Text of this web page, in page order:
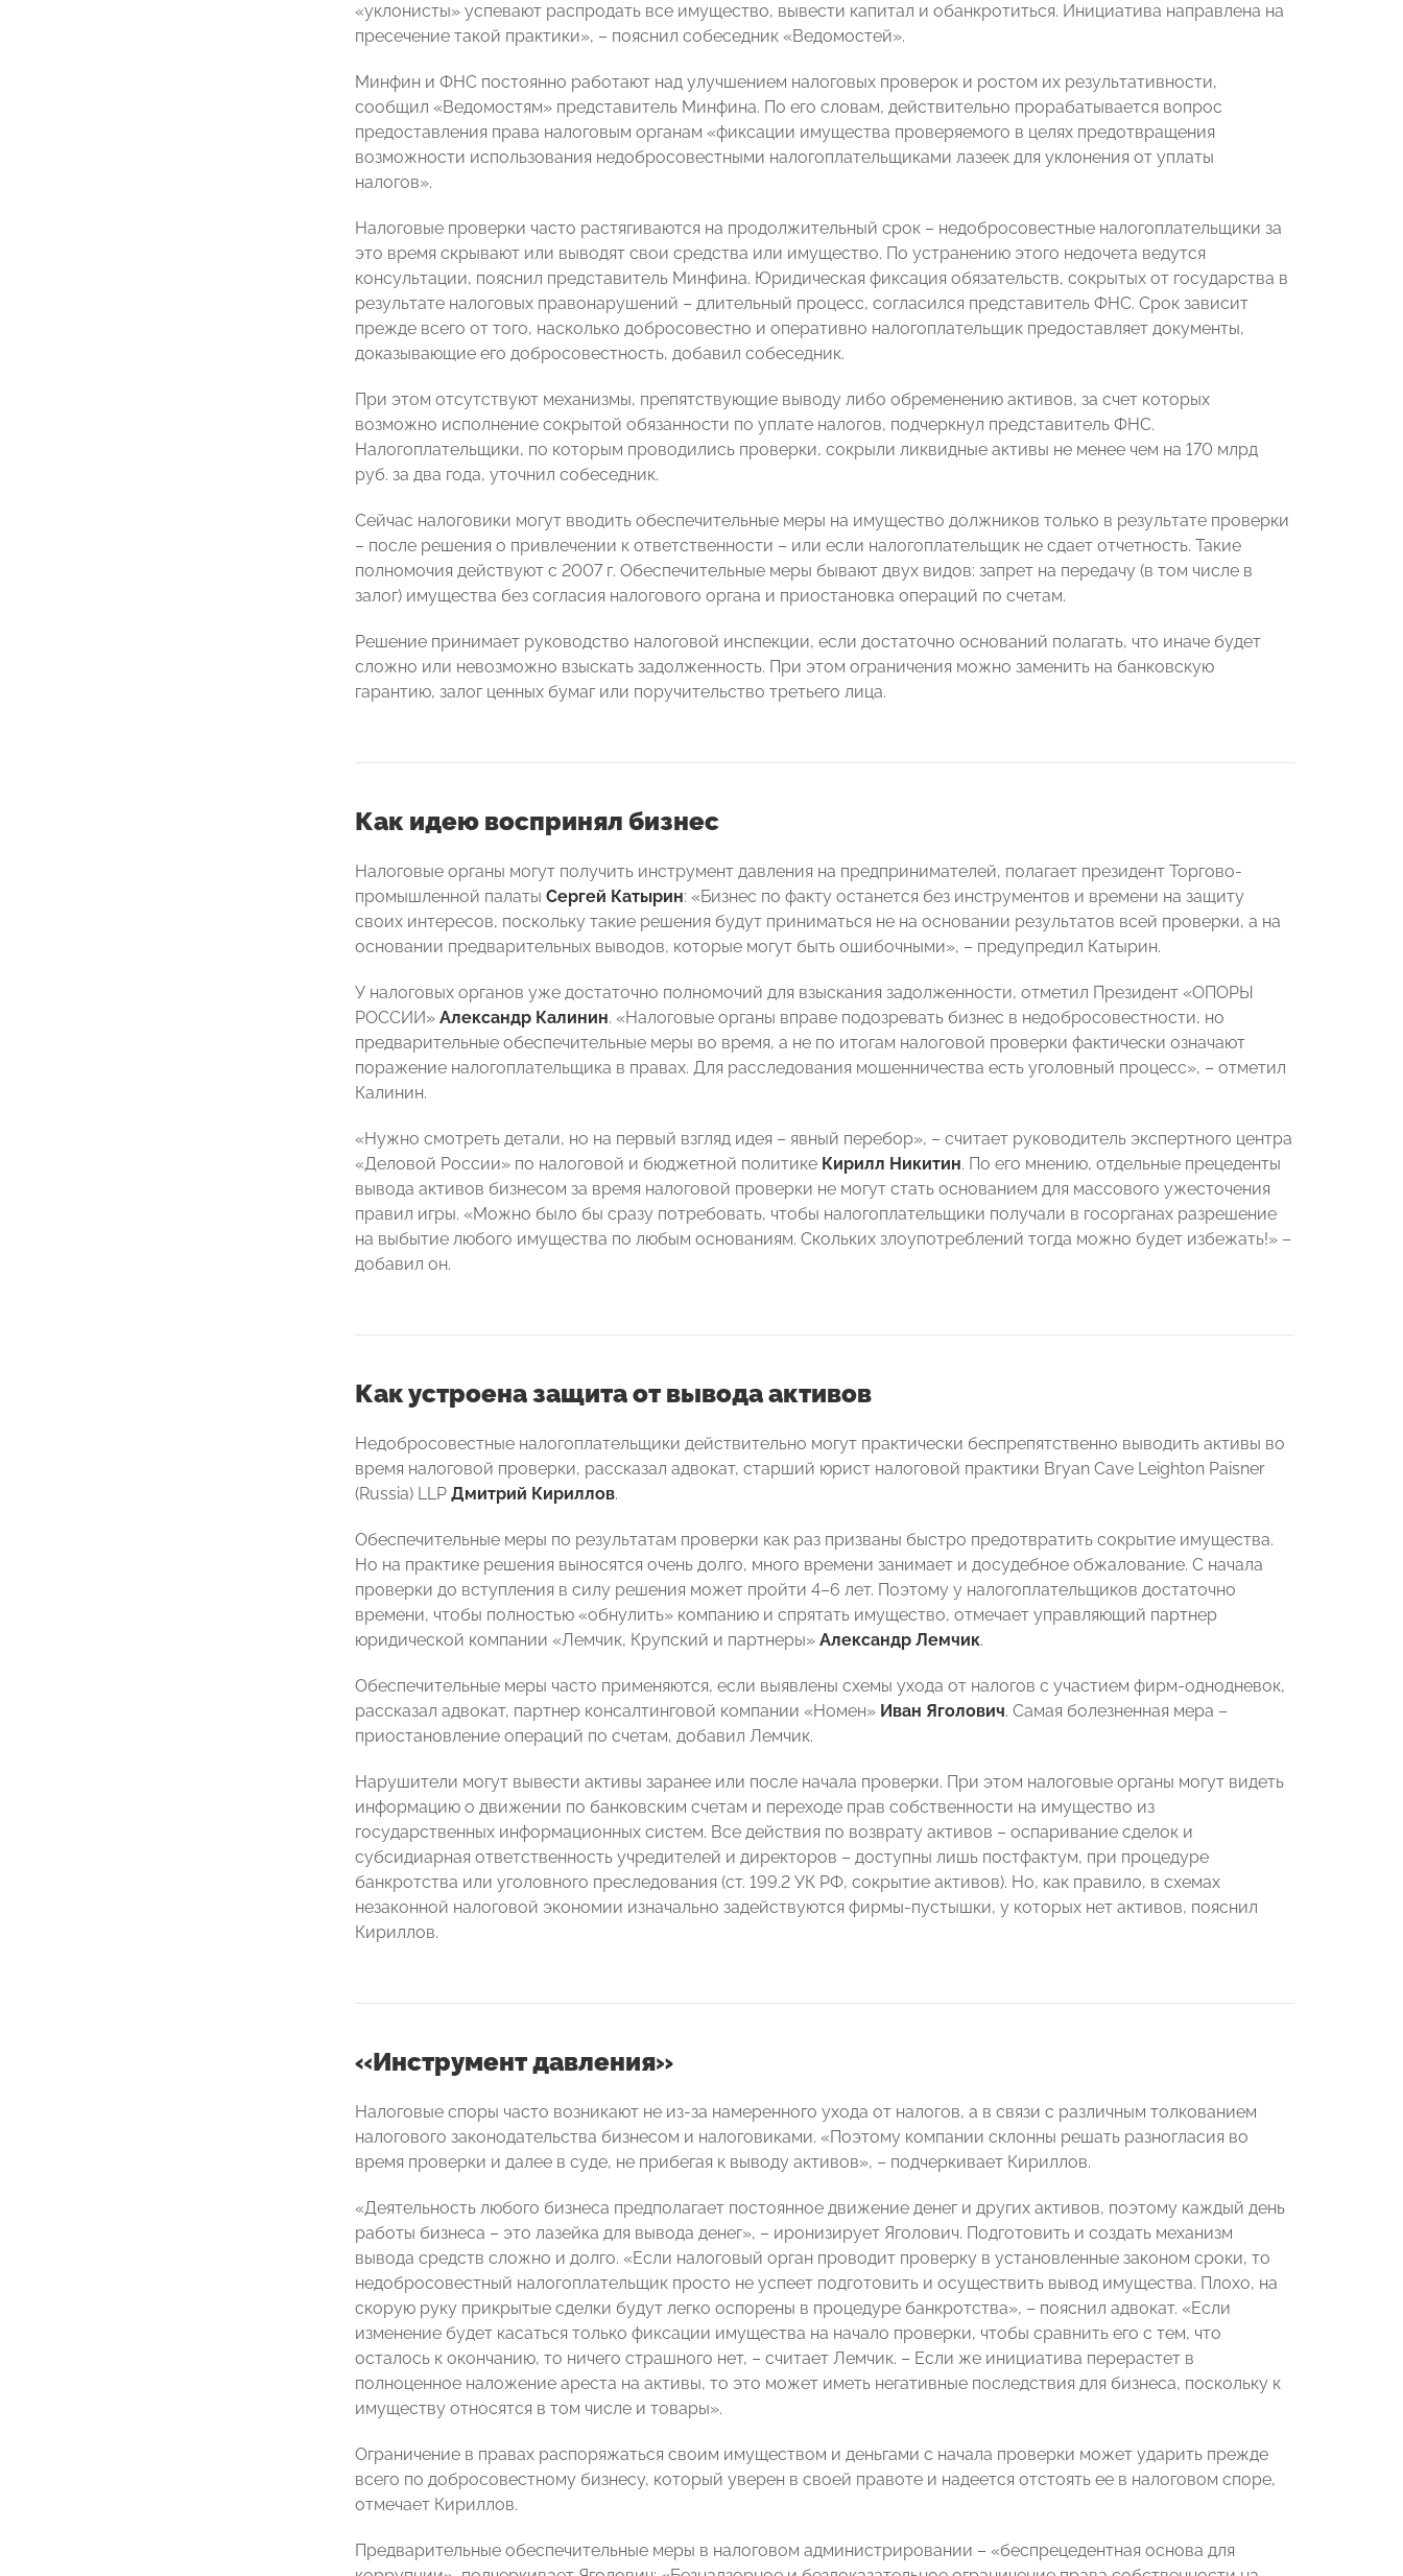
«уклонисты» успевают распродать все имущество, вывести капитал и обанкротиться. Инициатива направлена на
пресечение такой практики», – пояснил собеседник «Ведомостей».
Минфин и ФНС постоянно работают над улучшением налоговых проверок и ростом их результативности,
сообщил «Ведомостям» представитель Минфина. По его словам, действительно прорабатывается вопрос
предоставления права налоговым органам «фиксации имущества проверяемого в целях предотвращения
возможности использования недобросовестными налогоплательщиками лазеек для уклонения от уплаты
налогов».
Налоговые проверки часто растягиваются на продолжительный срок – недобросовестные налогоплательщики за
это время скрывают или выводят свои средства или имущество. По устранению этого недочета ведутся
консультации, пояснил представитель Минфина. Юридическая фиксация обязательств, сокрытых от государства в
результате налоговых правонарушений – длительный процесс, согласился представитель ФНС. Срок зависит
прежде всего от того, насколько добросовестно и оперативно налогоплательщик предоставляет документы,
доказывающие его добросовестность, добавил собеседник.
При этом отсутствуют механизмы, препятствующие выводу либо обременению активов, за счет которых
возможно исполнение сокрытой обязанности по уплате налогов, подчеркнул представитель ФНС.
Налогоплательщики, по которым проводились проверки, сокрыли ликвидные активы не менее чем на 170 млрд
руб. за два года, уточнил собеседник.
Сейчас налоговики могут вводить обеспечительные меры на имущество должников только в результате проверки
– после решения о привлечении к ответственности – или если налогоплательщик не сдает отчетность. Такие
полномочия действуют с 2007 г. Обеспечительные меры бывают двух видов: запрет на передачу (в том числе в
залог) имущества без согласия налогового органа и приостановка операций по счетам.
Решение принимает руководство налоговой инспекции, если достаточно оснований полагать, что иначе будет
сложно или невозможно взыскать задолженность. При этом ограничения можно заменить на банковскую
гарантию, залог ценных бумаг или поручительство третьего лица.
Как идею воспринял бизнес
Налоговые органы могут получить инструмент давления на предпринимателей, полагает президент Торгово-
промышленной палаты Сергей Катырин: «Бизнес по факту останется без инструментов и времени на защиту
своих интересов, поскольку такие решения будут приниматься не на основании результатов всей проверки, а на
основании предварительных выводов, которые могут быть ошибочными», – предупредил Катырин.
У налоговых органов уже достаточно полномочий для взыскания задолженности, отметил Президент «ОПОРЫ
РОССИИ» Александр Калинин. «Налоговые органы вправе подозревать бизнес в недобросовестности, но
предварительные обеспечительные меры во время, а не по итогам налоговой проверки фактически означают
поражение налогоплательщика в правах. Для расследования мошенничества есть уголовный процесс», – отметил
Калинин.
«Нужно смотреть детали, но на первый взгляд идея – явный перебор», – считает руководитель экспертного центра
«Деловой России» по налоговой и бюджетной политике Кирилл Никитин. По его мнению, отдельные прецеденты
вывода активов бизнесом за время налоговой проверки не могут стать основанием для массового ужесточения
правил игры. «Можно было бы сразу потребовать, чтобы налогоплательщики получали в госорганах разрешение
на выбытие любого имущества по любым основаниям. Скольких злоупотреблений тогда можно будет избежать!» –
добавил он.
Как устроена защита от вывода активов
Недобросовестные налогоплательщики действительно могут практически беспрепятственно выводить активы во
время налоговой проверки, рассказал адвокат, старший юрист налоговой практики Bryan Cave Leighton Paisner
(Russia) LLP Дмитрий Кириллов.
Обеспечительные меры по результатам проверки как раз призваны быстро предотвратить сокрытие имущества.
Но на практике решения выносятся очень долго, много времени занимает и досудебное обжалование. С начала
проверки до вступления в силу решения может пройти 4–6 лет. Поэтому у налогоплательщиков достаточно
времени, чтобы полностью «обнулить» компанию и спрятать имущество, отмечает управляющий партнер
юридической компании «Лемчик, Крупский и партнеры» Александр Лемчик.
Обеспечительные меры часто применяются, если выявлены схемы ухода от налогов с участием фирм-однодневок,
рассказал адвокат, партнер консалтинговой компании «Номен» Иван Яголович. Самая болезненная мера –
приостановление операций по счетам, добавил Лемчик.
Нарушители могут вывести активы заранее или после начала проверки. При этом налоговые органы могут видеть
информацию о движении по банковским счетам и переходе прав собственности на имущество из
государственных информационных систем. Все действия по возврату активов – оспаривание сделок и
субсидиарная ответственность учредителей и директоров – доступны лишь постфактум, при процедуре
банкротства или уголовного преследования (ст. 199.2 УК РФ, сокрытие активов). Но, как правило, в схемах
незаконной налоговой экономии изначально задействуются фирмы-пустышки, у которых нет активов, пояснил
Кириллов.
«Инструмент давления»
Налоговые споры часто возникают не из-за намеренного ухода от налогов, а в связи с различным толкованием
налогового законодательства бизнесом и налоговиками. «Поэтому компании склонны решать разногласия во
время проверки и далее в суде, не прибегая к выводу активов», – подчеркивает Кириллов.
«Деятельность любого бизнеса предполагает постоянное движение денег и других активов, поэтому каждый день
работы бизнеса – это лазейка для вывода денег», – иронизирует Яголович. Подготовить и создать механизм
вывода средств сложно и долго. «Если налоговый орган проводит проверку в установленные законом сроки, то
недобросовестный налогоплательщик просто не успеет подготовить и осуществить вывод имущества. Плохо, на
скорую руку прикрытые сделки будут легко оспорены в процедуре банкротства», – пояснил адвокат. «Если
изменение будет касаться только фиксации имущества на начало проверки, чтобы сравнить его с тем, что
осталось к окончанию, то ничего страшного нет, – считает Лемчик. – Если же инициатива перерастет в
полноценное наложение ареста на активы, то это может иметь негативные последствия для бизнеса, поскольку к
имуществу относятся в том числе и товары».
Ограничение в правах распоряжаться своим имуществом и деньгами с начала проверки может ударить прежде
всего по добросовестному бизнесу, который уверен в своей правоте и надеется отстоять ее в налоговом споре,
отмечает Кириллов.
Предварительные обеспечительные меры в налоговом администрировании – «беспрецедентная основа для